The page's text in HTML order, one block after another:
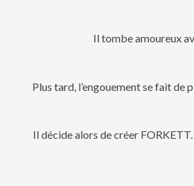
Il tombe amoureux
Plus tard, l’engouement se fait
Il décide alors de créer